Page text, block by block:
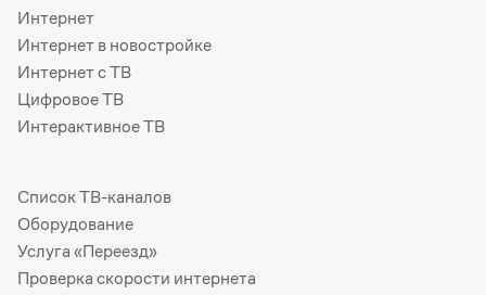
Интернет
Интернет в новостройке
Интернет с ТВ
Цифровое ТВ
Интерактивное ТВ
Список ТВ-каналов
Оборудование
Услуга «Переезд»
Проверка скорости интернета